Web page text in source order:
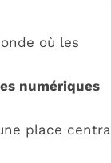
où les
numériques
place